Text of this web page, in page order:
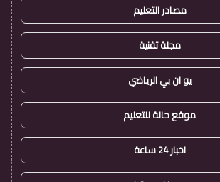
مصادر التعليم
مجلة تقنية
يو ان بي الرياضي
موقع حالة للتعليم
اخبار 24 ساعة